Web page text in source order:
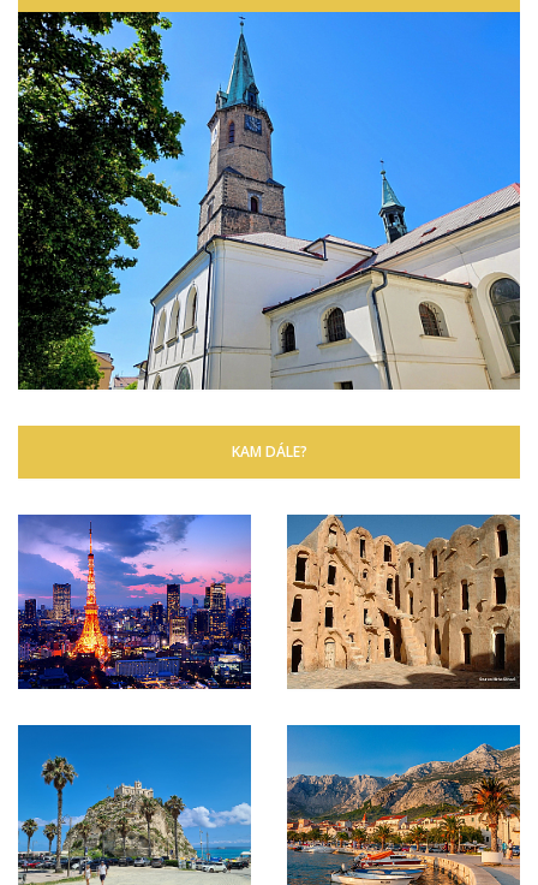
KAM DÁLE?